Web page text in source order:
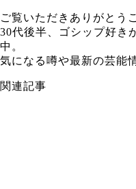
ご覧いただきありがとう
30代後半、ゴシップ好き
中。
気になる噂や最新の芸能
関連記事